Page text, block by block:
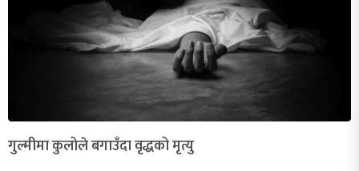
गुल्मीमा कुलोले बगाउँदा वृद्धको मृत्यु